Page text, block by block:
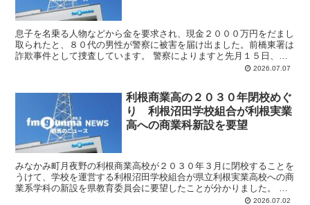
息子を名乗る人物などから金を要求され、現金２０００万円をだまし
取られたと、８０代の男性が警察に被害を届け出ました。前橋東署は
詐欺事件として捜査しています。 警察によりますと先月１５日、前
橋市の８０代の男性の家に国税庁の職員を名乗る人物などか...2026.07.07
利根商業高の２０３０年閉校めぐ
り 利根沼田学校組合が利根実業
高への商業科新設を要望
みなかみ町月夜野の利根商業高校が２０３０年３月に閉校することを
うけて、学校を運営する利根沼田学校組合が県立利根実業高校への商
業系学科の新設を県教育委員会に要望したことが分かりました。 県
教委高校教育課によりますと先月２３日に組合から要望書が...2026.07.02